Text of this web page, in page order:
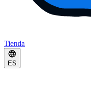
Tienda
ES